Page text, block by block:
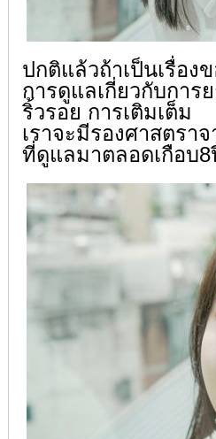
ปกติแล้วถ้าเป็นเรื่อง
การดูแลเกี่ยวกับการ
ริ้วรอย การเติมเต็ม
เราจะมีรองศาสตรา
ที่ดูแลมาตลอดเกือบ8